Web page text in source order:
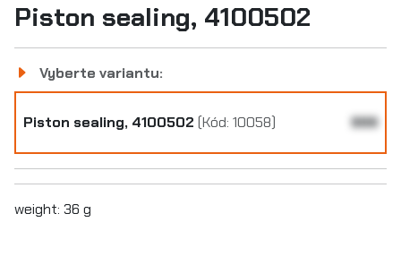
Piston sealing, 4100502
Vyberte variantu:
Piston sealing, 4100502 (Kód: 10058) 999
weight: 36 g